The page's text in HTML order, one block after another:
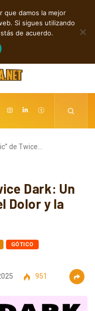
por descubrir
de Twice…
Dark: Un
Dolor y la
GÓTICO
951
que damos la mejor
Si sigues utilizando
de acuerdo.